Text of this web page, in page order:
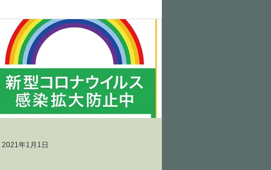
2021年1月1日